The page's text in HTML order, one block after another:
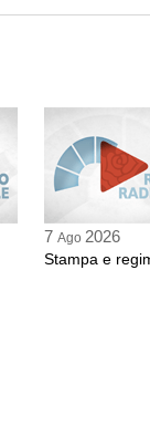
7 Ago 2026
Stampa e